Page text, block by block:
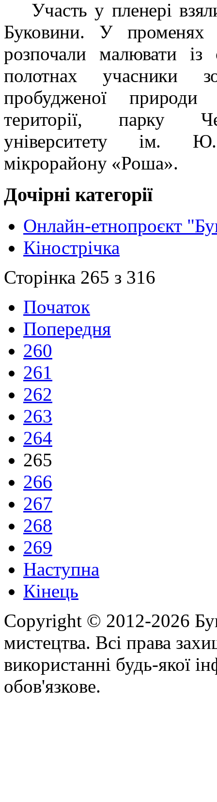
Участь у пленері
Буковини. У променях
розпочали малювати із
полотнах учасники
пробудженої природи
території, парку
університету ім.
мікрорайону «Роша».
Дочірні категорії
Онлайн-етнопроєкт
Кінострічка
Сторінка 265 з 316
Початок
Попередня
260
261
262
263
264
265
266
267
268
269
Наступна
Кінець
Copyright © 2012-2026
мистецтва. Всі права
використанні будь-якої
обов'язкове.